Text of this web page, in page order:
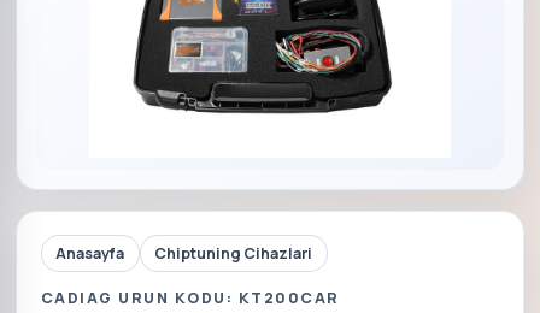
Anasayfa Chiptuning Cihazlari
CADIAG URUN KODU: KT200CAR